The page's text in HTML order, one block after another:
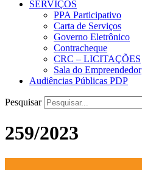
SERVIÇOS
PPA Participativo
Carta de Serviços
Governo Eletrônico
Contracheque
CRC – LICITAÇÕES
Sala do Empreendedor
Audiências Públicas PDP
Pesquisar
259/2023